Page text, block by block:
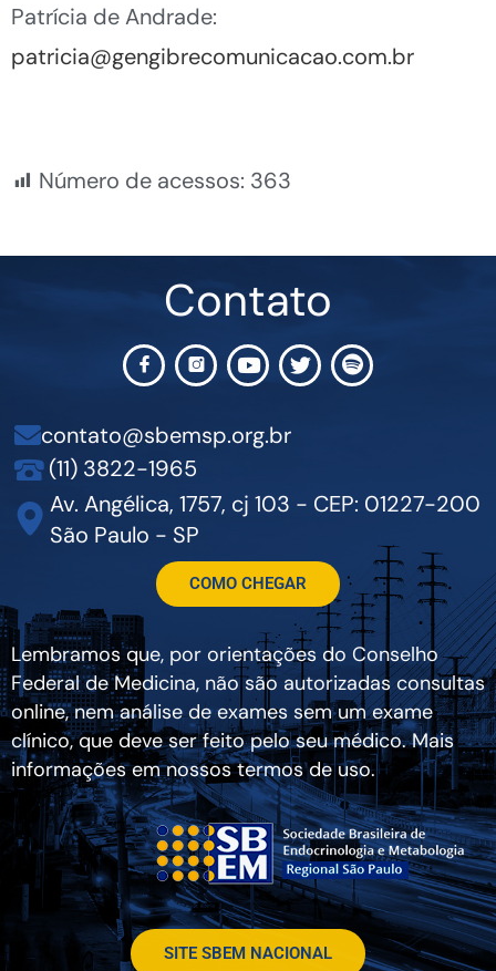
Patrícia de Andrade:
patricia@gengibrecomunicacao.com.br
Número de acessos: 363
Contato
contato@sbemsp.org.br
(11) 3822-1965
Av. Angélica, 1757, cj 103 - CEP: 01227-200
São Paulo - SP
COMO CHEGAR
Lembramos que, por orientações do Conselho
Federal de Medicina, não são autorizadas consultas
online, nem análise de exames sem um exame
clínico, que deve ser feito pelo seu médico. Mais
informações em nossos termos de uso.
SITE SBEM NACIONAL